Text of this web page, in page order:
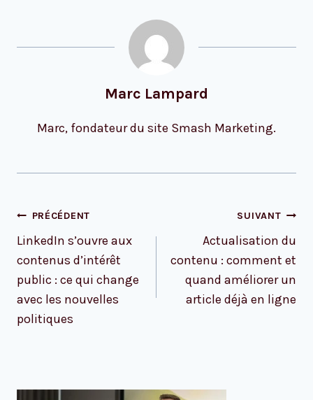
Marc Lampard
Marc, fondateur du site Smash Marketing.
Navigation
l’article
PRÉCÉDENT
LinkedIn s’ouvre aux
contenus d’intérêt
public : ce qui change
avec les nouvelles
politiques
SUIVANT
Actualisation du
contenu : comment et
quand améliorer un
article déjà en ligne